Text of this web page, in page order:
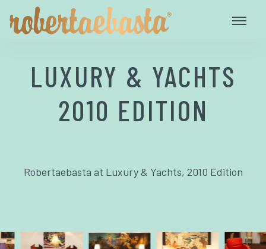
LUXURY & YACHTS
2010 EDITION
Robertaebasta at Luxury & Yachts, 2010 Edition